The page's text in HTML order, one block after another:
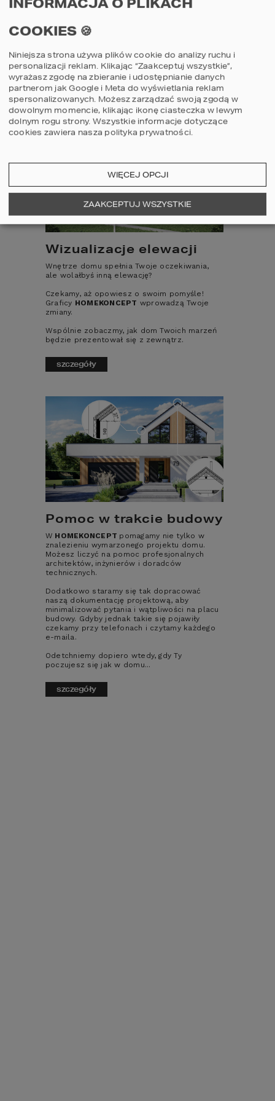
ideałowi? Myślisz o innym rozmieszczeniu
Czekamy na kontakt i bierzemy się do pracy.
Twojemu.
To przecieżTwój idealny dom!
szczegóły
Wizualizacje elewacji
Wnętrze domu spełnia Twoje oczekiwania,
ale wolałbyś inną elewację?
Czekamy, aż opowiesz o swoim pomyśle!
Graficy HOMEKONCEPT wprowadzą Twoje
zmiany.
Wspólnie zobaczmy, jak dom Twoich marzeń
będzie prezentował się z zewnątrz.
szczegóły
Pomoc w trakcie budowy
W HOMEKONCEPT pomagamy nie tylko w
znalezieniu wymarzonego projektu domu.
Możesz liczyć na pomoc profesjonalnych
architektów, inżynierów i doradców
technicznych.
Dodatkowo staramy się tak dopracować
naszą dokumentację projektową, aby
minimalizować pytania i wątpliwości na placu
budowy. Gdyby jednak takie się pojawiły
czekamy przy telefonach i czytamy każdego
e-maila.
Odetchniemy dopiero wtedy, gdy Ty
poczujesz się jak w domu...
szczegóły
OSTATNIO OGLĄDANE
60
Projekt domu
HOMEKONCEPT 60
porównaj
Dlaczego warto
kupić gotowy
projekt domu w
HOMEKONCEPT?
Unikalna
architektura
Nowoczesne i
Pomoc w
doborze
projektu
Szczegółowa
COOKIES 🍪
Niniejsza strona używa plików cookie do analizy ruchu i
personalizacji reklam. Klikając “Zaakceptuj wszystkie”,
wyrażasz zgodę na zbieranie i udostępnianie danych
partnerom jak Google i Meta do wyświetlania reklam
spersonalizowanych. Możesz zarządzać swoją zgodą w
dowolnym momencie, klikając ikonę ciasteczka w lewym
dolnym rogu strony. Wszystkie informacje dotyczące
cookies zawiera nasza polityka prywatności.
WIĘCEJ OPCJI
ZAAKCEPTUJ WSZYSTKIE